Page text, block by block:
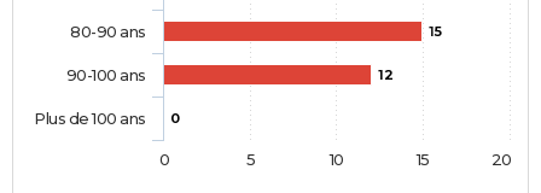
15
12
0
80-90 ans
90-100 ans
Plus de 100 ans
0 5 10 15 20